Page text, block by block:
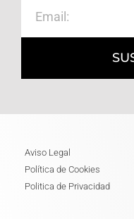
Aviso Legal
Política de Cookies
Politica de Privacidad